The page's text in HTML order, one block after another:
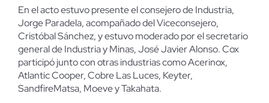
En el acto estuvo presente el consejero de Industria,
Jorge Paradela, acompañado del Viceconsejero,
Cristóbal Sánchez, y estuvo moderado por el secretario
general de Industria y Minas, José Javier Alonso. Cox
participó junto con otras industrias como Acerinox,
Atlantic Cooper, Cobre Las Luces, Keyter,
SandfireMatsa, Moeve y Takahata.